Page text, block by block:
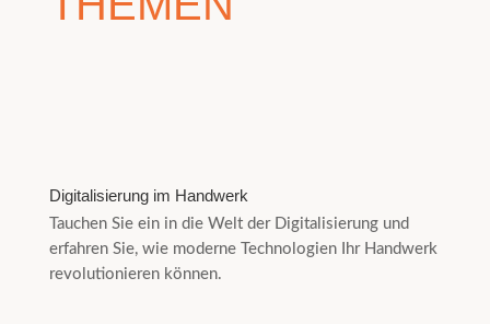
Digitalisierung im Handwerk
Tauchen Sie ein in die Welt der Digitalisierung und
erfahren Sie, wie moderne Technologien Ihr Handwerk
revolutionieren können.